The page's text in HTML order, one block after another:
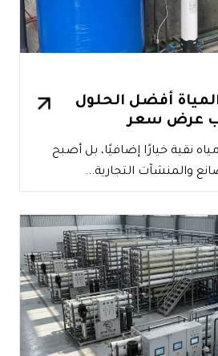
أفضل الحلول
عرض سعر
نقية خيارًا إضافيًا، بل أصبح
والمنشآت التجارية...